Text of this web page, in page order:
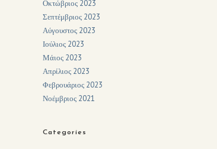
Οκτώβριος 2023
Σεπτέμβριος 2023
Αύγουστος 2023
Ιούλιος 2023
Μάιος 2023
Απρίλιος 2023
Φεβρουάριος 2023
Νοέμβριος 2021
Categories